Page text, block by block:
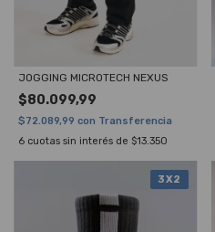
JOGGING MICROTECH NEXUS
$80.099,99
$72.089,99 con Transferencia
6 cuotas sin interés de $13.350
3X2